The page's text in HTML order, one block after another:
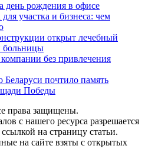
день рождения в офисе
участка и бизнеса: чем
открыт лечебный
больницы
без привлечения
Беларуси почтило память
Победы
права защищены.
с нашего ресурса разрешается
на страницу статьи.
на сайте взяты с открытых